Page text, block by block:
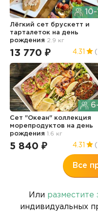
10-
Лёгкий сет брускетт и
тарталеток на день
рождения 2.9 кг
13 770 ₽ 4.31
Сет "Океан" коллекция
морепродуктов на день
рождения 1.6 кг
5 840 ₽ 4.31
Все
Или разместите
индивидуальных